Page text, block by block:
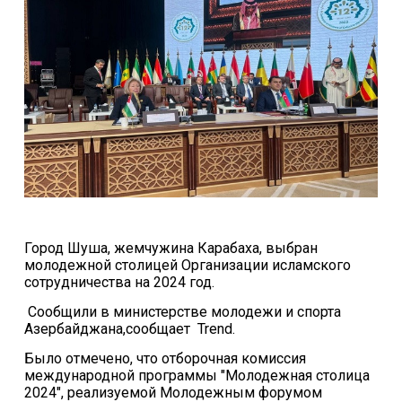
Город Шуша, жемчужина Карабаха, выбран
молодежной столицей Организации исламского
сотрудничества на 2024 год.
Cообщили в министерстве молодежи и спорта
Азербайджана,сообщает Trend.
Было отмечено, что отборочная комиссия
международной программы "Молодежная столица
2024", реализуемой Молодежным форумом